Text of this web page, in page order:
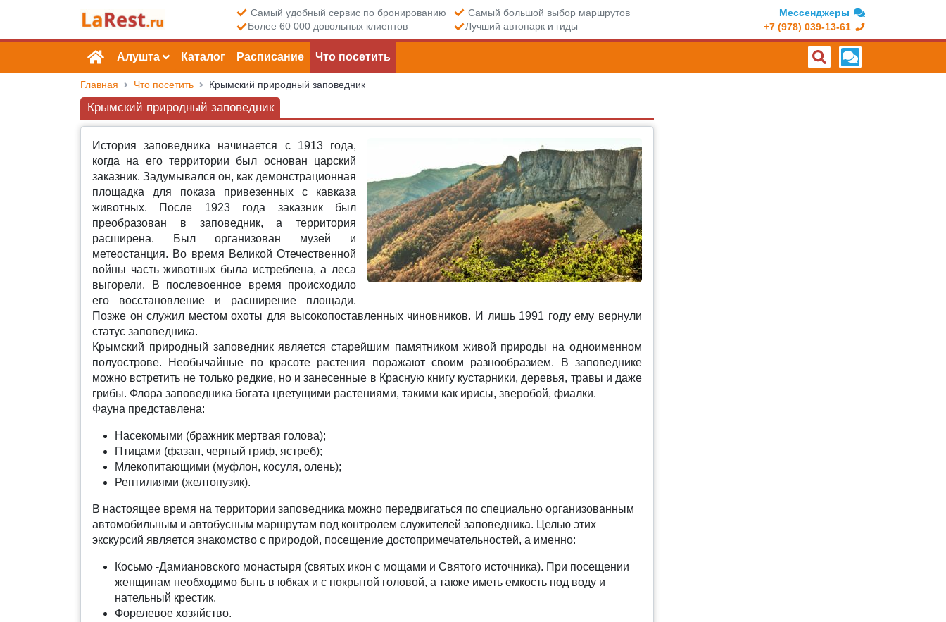
Самый удобный сервис по бронированию
Самый большой выбор маршрутов
Более 60 000 довольных клиентов
Лучший автопарк и гиды
Мессенджеры
+7 (978) 039-13-61
Алушта Каталог Расписание Что посетить
Главная Что посетить Крымский природный заповедник
Крымский природный заповедник
История заповедника начинается с 1913 года,
когда на его территории был основан царский
заказник. Задумывался он, как демонстрационная
площадка для показа привезенных с кавказа
животных. После 1923 года заказник был
преобразован в заповедник, а территория
расширена. Был организован музей и
метеостанция. Во время Великой Отечественной
войны часть животных была истреблена, а леса
выгорели. В послевоенное время происходило
его восстановление и расширение площади.
Позже он служил местом охоты для высокопоставленных чиновников. И лишь 1991 году ему вернули
статус заповедника.
Крымский природный заповедник является старейшим памятником живой природы на одноименном
полуострове. Необычайные по красоте растения поражают своим разнообразием. В заповеднике
можно встретить не только редкие, но и занесенные в Красную книгу кустарники, деревья, травы и даже
грибы. Флора заповедника богата цветущими растениями, такими как ирисы, зверобой, фиалки.
Фауна представлена:
Насекомыми (бражник мертвая голова);
Птицами (фазан, черный гриф, ястреб);
Млекопитающими (муфлон, косуля, олень);
Рептилиями (желтопузик).
В настоящее время на территории заповедника можно передвигаться по специально организованным
автомобильным и автобусным маршрутам под контролем служителей заповедника. Целью этих
экскурсий является знакомство с природой, посещение достопримечательностей, а именно:
Косьмо -Дамиановского монастыря (святых икон с мощами и Святого источника). При посещении
женщинам необходимо быть в юбках и с покрытой головой, а также иметь емкость под воду и
нательный крестик.
Форелевое хозяйство.